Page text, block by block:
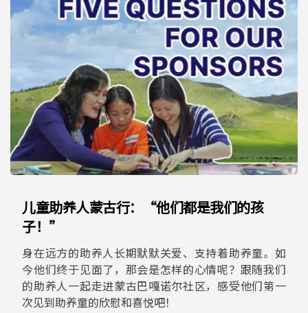
儿童助养人蒙古行：“他们都是我们的孩
子！”
身在远方的助养人长期默默关爱、支持着助养童。如
今他们终于见面了，那会是怎样的心情呢？跟随我们
的助养人一起走进蒙古巴嘎诺尔社区，感受他们第一
次见到助养童的欣慰和喜悦吧！